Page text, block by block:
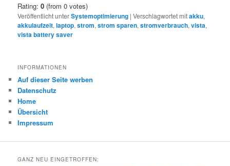
Rating:0 (from 0 votes)
Veröffentlicht unterSystemoptimierung |Verschlagwortet mitakku,
akkulaufzeit,laptop,strom,strom sparen,stromverbrauch,vista,
vista battery saver
INFORMATIONEN
Auf dieser Seite werben
Datenschutz
Home
Übersicht
Impressum
GANZ NEU EINGETROFFEN: